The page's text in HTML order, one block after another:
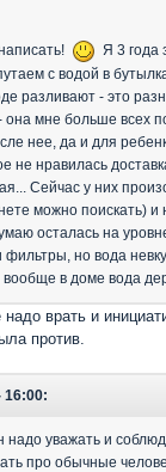
Я 3 года
с водой в
разливают - это
она мне больше всех
нее, да и для
не нравилась
Сейчас у них
можно поискать) и
осталась на
но вода
в доме вода
надо врать и
против.
16:00:
уважать и
про обычные